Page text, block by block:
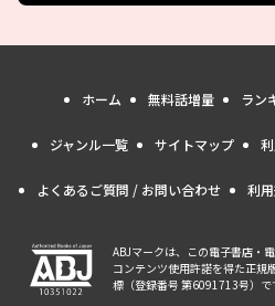
ホーム 無料話増量 ラン
ジャンル一覧 サイトマップ
よくあるご質問 / お問い合わせ 利
ABJマークは、この電子書店・
コンテンツ使用許諾を得た正規
標（登録番号 第6091713号）で